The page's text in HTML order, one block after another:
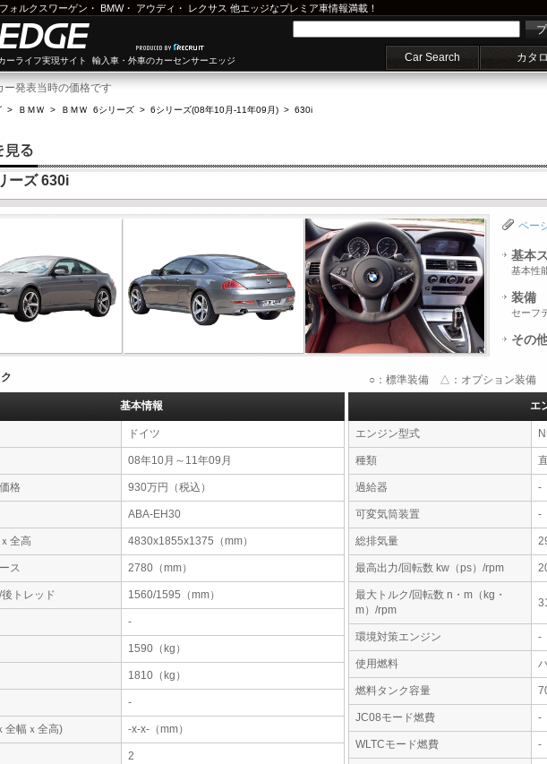
フォルクスワーゲン ・ BMW・ アウディ ・ レクサス 他エッジなプレミア車情報満載！
ーライフ実現サイト 輸入車・外車のカーセンサーエッジ Car Search カタ
ー発表当時の価格です
> ＢＭＷ > ＢＭＷ 6シリーズ > 6シリーズ(08年10月-11年09月) > 630i
ーズ 630i
ペー
基本
基本性
装備
セーフ
その
○：標準装備 △：オプション装備 -
基本情報
ドイツ
08年10月～11年09月
格 930万円（税込）
ABA-EH30
全高 4830x1855x1375（mm）
ス 2780（mm）
トレッド 1560/1595（mm）
-
1590（kg）
1810（kg）
-
全幅ｘ全高) -x-x-（mm）
2
エ
エンジン型式
種類
過給器 -
可変気筒装置 -
総排気量
最高出力/回転数 kw（ps）/rpm
最大トルク/回転数 n・m（kg・
m）/rpm
環境対策エンジン -
使用燃料
燃料タンク容量
JC08モード燃費 -
WLTCモード燃費 -